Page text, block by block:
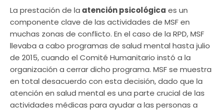
La prestación de la atención psicológica es un
componente clave de las actividades de MSF en
muchas zonas de conflicto. En el caso de la RPD, MSF
llevaba a cabo programas de salud mental hasta julio
de 2015, cuando el Comité Humanitario instó a la
organización a cerrar dicho programa. MSF se muestra
en total desacuerdo con esta decisión, dado que la
atención en salud mental es una parte crucial de las
actividades médicas para ayudar a las personas a